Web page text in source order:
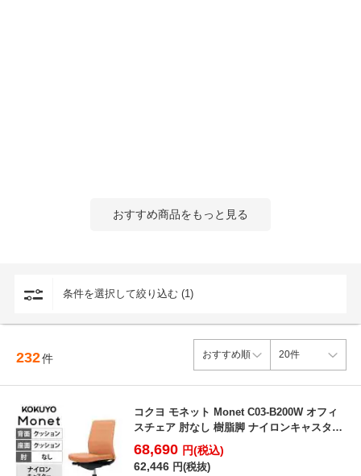
豊富なバリエーションおすすめ商品をもっと見る
条件を選択して絞り込む (1)
232件
コクヨ モネット Monet C03-B200W オフィ
スチェア 肘なし 樹脂脚 ナイロンキャスタ
ー...
68,690 円(税込)
62,446 円(税抜)